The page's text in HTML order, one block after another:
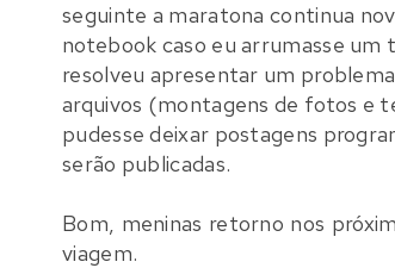
seguinte a maratona continua
notebook caso eu arrumasse um
resolveu apresentar um
arquivos (montagens de fotos e
pudesse deixar postagens
serão publicadas.
Bom, meninas retorno nos
viagem.